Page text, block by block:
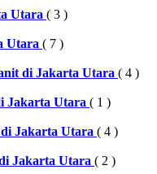
Utara ( 3 )
Utara ( 7 )
di Jakarta Utara ( 4 )
Jakarta Utara ( 1 )
Jakarta Utara ( 4 )
Jakarta Utara ( 2 )